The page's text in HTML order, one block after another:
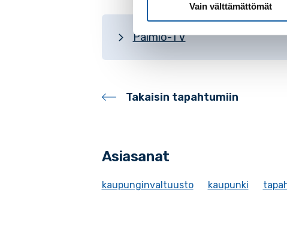
Vain välttämättömät
Paimio-TV
Takaisin tapahtumiin
Asiasanat
kaupunginvaltuusto kaupunki